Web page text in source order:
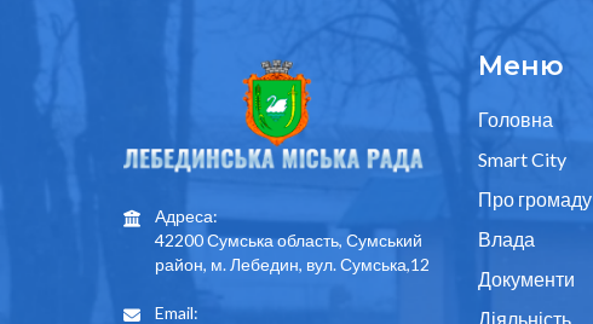
Адреса:
42200 Сумська область, Сумський
район, м. Лебедин, вул. Сумська,12
Email:
Меню
Головна
Smart City
Про громаду
Влада
Документи
Діяльність